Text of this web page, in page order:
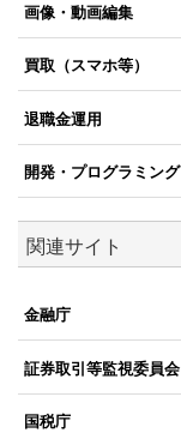
画像・動画編集
買取（スマホ等）
退職金運用
開発・プログラミング
関連サイト
金融庁
証券取引等監視委員会
国税庁